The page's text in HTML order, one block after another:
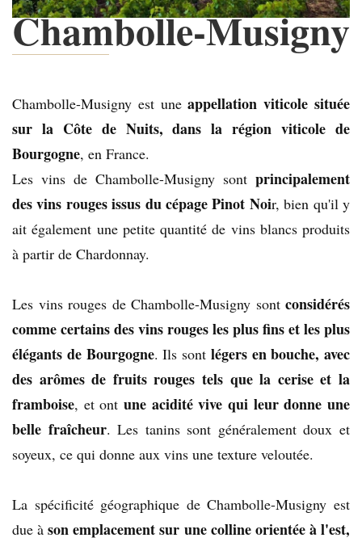
Chambolle-Musigny
Chambolle-Musigny est uneappellation viticole située
sur la Côte de Nuits, dans la région viticole de
Bourgogne, en France.
Les vins de Chambolle-Musigny sont principalement
des vins rouges issus du cépage Pinot Noir, bien qu'il y
ait également une petite quantité de vins blancs produits
à partir de Chardonnay.
Les vins rouges de Chambolle-Musigny sont considérés
comme certains des vins rouges les plus fins et les plus
élégants de Bourgogne. Ils sont légers en bouche, avec
des arômes de fruits rouges tels que la cerise et la
framboise, et ont une acidité vive qui leur donne une
belle fraîcheur. Les tanins sont généralement doux et
soyeux, ce qui donne aux vins une texture veloutée.
La spécificité géographique de Chambolle-Musigny est
due àson emplacement sur une colline orientée à l'est,